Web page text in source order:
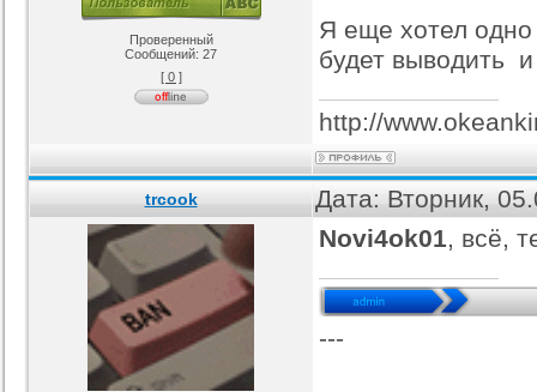
Проверенный
Сообщений: 27
[ 0 ]
Я еще хотел одно
будет выводить
http://
trcook Дата: Вторник,
Novi4ok01, всё,
---